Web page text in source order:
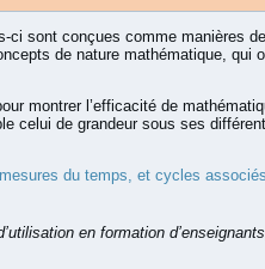
sont conçues comme manières
de nature mathématique, qui
montrer l’efficacité de
celui de grandeur sous ses
du temps, et cycles associés
en formation